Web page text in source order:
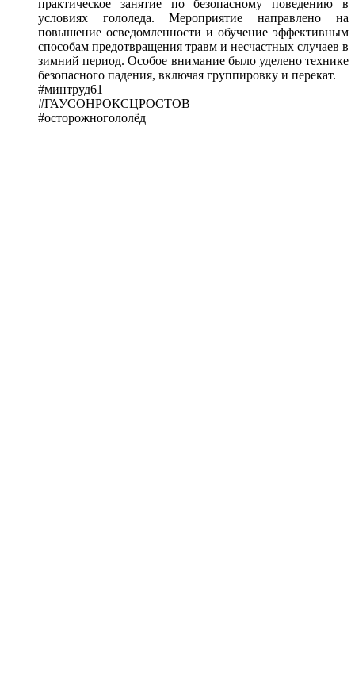
практическое занятие по безопасному поведению в
условиях гололеда. Мероприятие направлено на
повышение осведомленности и обучение эффективным
способам предотвращения травм и несчастных случаев в
зимний период. Особое внимание было уделено технике
безопасного падения, включая группировку и перекат.
#минтруд61
#ГАУСОНРОКСЦРОСТОВ
#осторожногололёд